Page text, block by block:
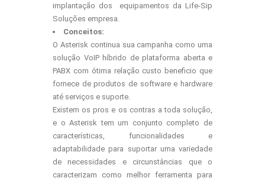
implantação dos equipamentos da Life-Sip
Soluções empresa.
Conceitos:
O Asterisk continua sua campanha como uma
solução VoIP híbrido de plataforma aberta e
PABX com ótima relação custo beneficio que
fornece de produtos de software e hardware
até serviços e suporte.
Existem os pros e os contras a toda solução,
e o Asterisk tem um conjunto completo de
características, funcionalidades e
adaptabilidade para suportar uma variedade
de necessidades e circunstâncias que o
caracterizam como melhor ferramenta para